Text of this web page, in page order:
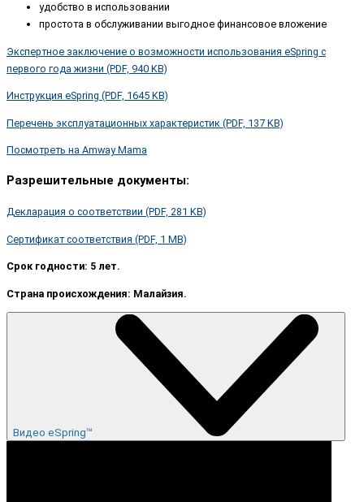
удобство в использовании
простота в обслуживании выгодное финансовое вложение
Экспертное заключение о возможности использования eSpring с
первого года жизни (PDF, 940 KB)
Инструкция eSpring (PDF, 1645 KB)
Перечень эксплуатационных характеристик (PDF, 137 KB)
Посмотреть на Amway Mama
Разрешительные документы:
Декларация о соответствии (PDF, 281 KB)
Сертификат соответствия (PDF, 1 MB)
Срок годности: 5 лет.
Страна происхождения: Малайзия.
Видео eSpring™